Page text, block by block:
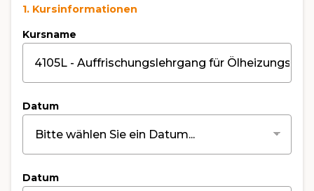
1. Kursinformationen
Kursname
Datum
Datum